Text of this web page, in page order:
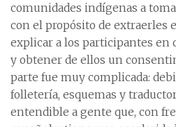
comunidades indígenas a
con el propósito de extraerles
explicar a los participantes en
y obtener de ellos un
parte fue muy complicada:
folletería, esquemas y
entendible a gente que, con